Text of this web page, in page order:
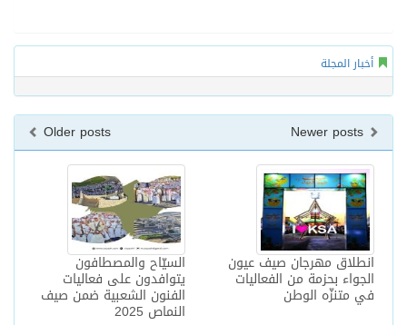
أخبار المجلة
Older posts
السيّاح والمصطافون
يتوافدون على فعاليات
الفنون الشعبية ضمن صيف
النماص 2025
انطلاق مهرجان صيف عيون
الجواء بحزمة من الفعاليات
في متنزّه الوطن